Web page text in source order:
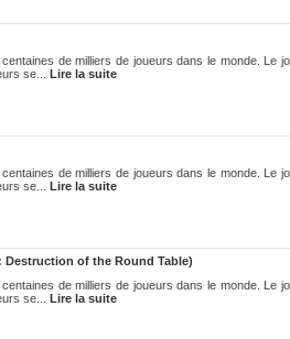
de milliers de joueurs dans le monde. Le
se... Lire la suite
de milliers de joueurs dans le monde. Le
se... Lire la suite
of the Round Table)
de milliers de joueurs dans le monde. Le
se... Lire la suite